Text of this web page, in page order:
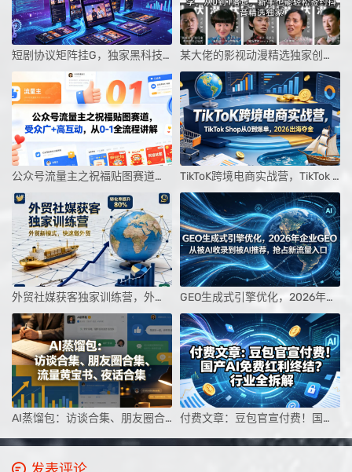
短剧协议矩阵挂G，独家黑科技，单台设备一天100+，暴力稳定玩法【揭秘】 某大佬的影视动漫精选独家创作实战教学，从0到1落地，新手也能轻松签约抖音精选独家
公众号流量主之祝福贴图赛道，受众广+高互动，从0-1全流程讲解 TikToK跨境电商实战营，TikTok Shop从0到爆单，2026出海夺金
外贸社媒获客独家训练营，外贸新模式，快速做外贸（更新26年4月） GEO生成式引擎优化，2026年企业GEO从被AI收录到被AI推荐，抢占新流量入口
AI蒸馏包：访谈合集、朋友圈合集、流量黄宝书、夜话合集【文档】 付费文章：豆包官宣付费！国产AI免费红利终结？行业全拆解